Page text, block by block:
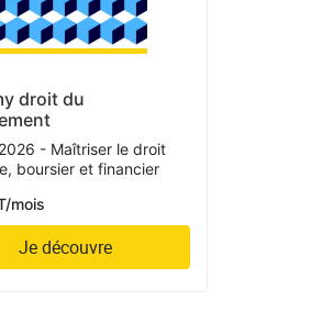
droit du
- Maîtriser le droit
boursier et financier
mois
Je découvre